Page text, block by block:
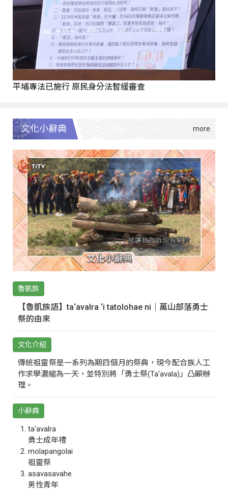
平埔專法已施行 原民身分法暫緩審查
文化小辭典
魯凱族
【魯凱族語】ta‘avalra ‘i tatolohae ni｜萬山部落勇士
祭的由來
文化介紹
傳統祖靈祭是一系列為期四個月的祭典，現今配合族人工
作求學濃縮為一天，並特別將「勇士祭(Ta‘avala)」凸顯辦
理。
小辭典
ta‘avalra
勇士成年禮
molapangolai
祖靈祭
asavasavahe
男性青年